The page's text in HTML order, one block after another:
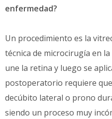
enfermedad?
Un procedimiento es la
técnica de microcirugía en
une la retina y luego se
postoperatorio requiere
decúbito lateral o prono
siendo un proceso muy